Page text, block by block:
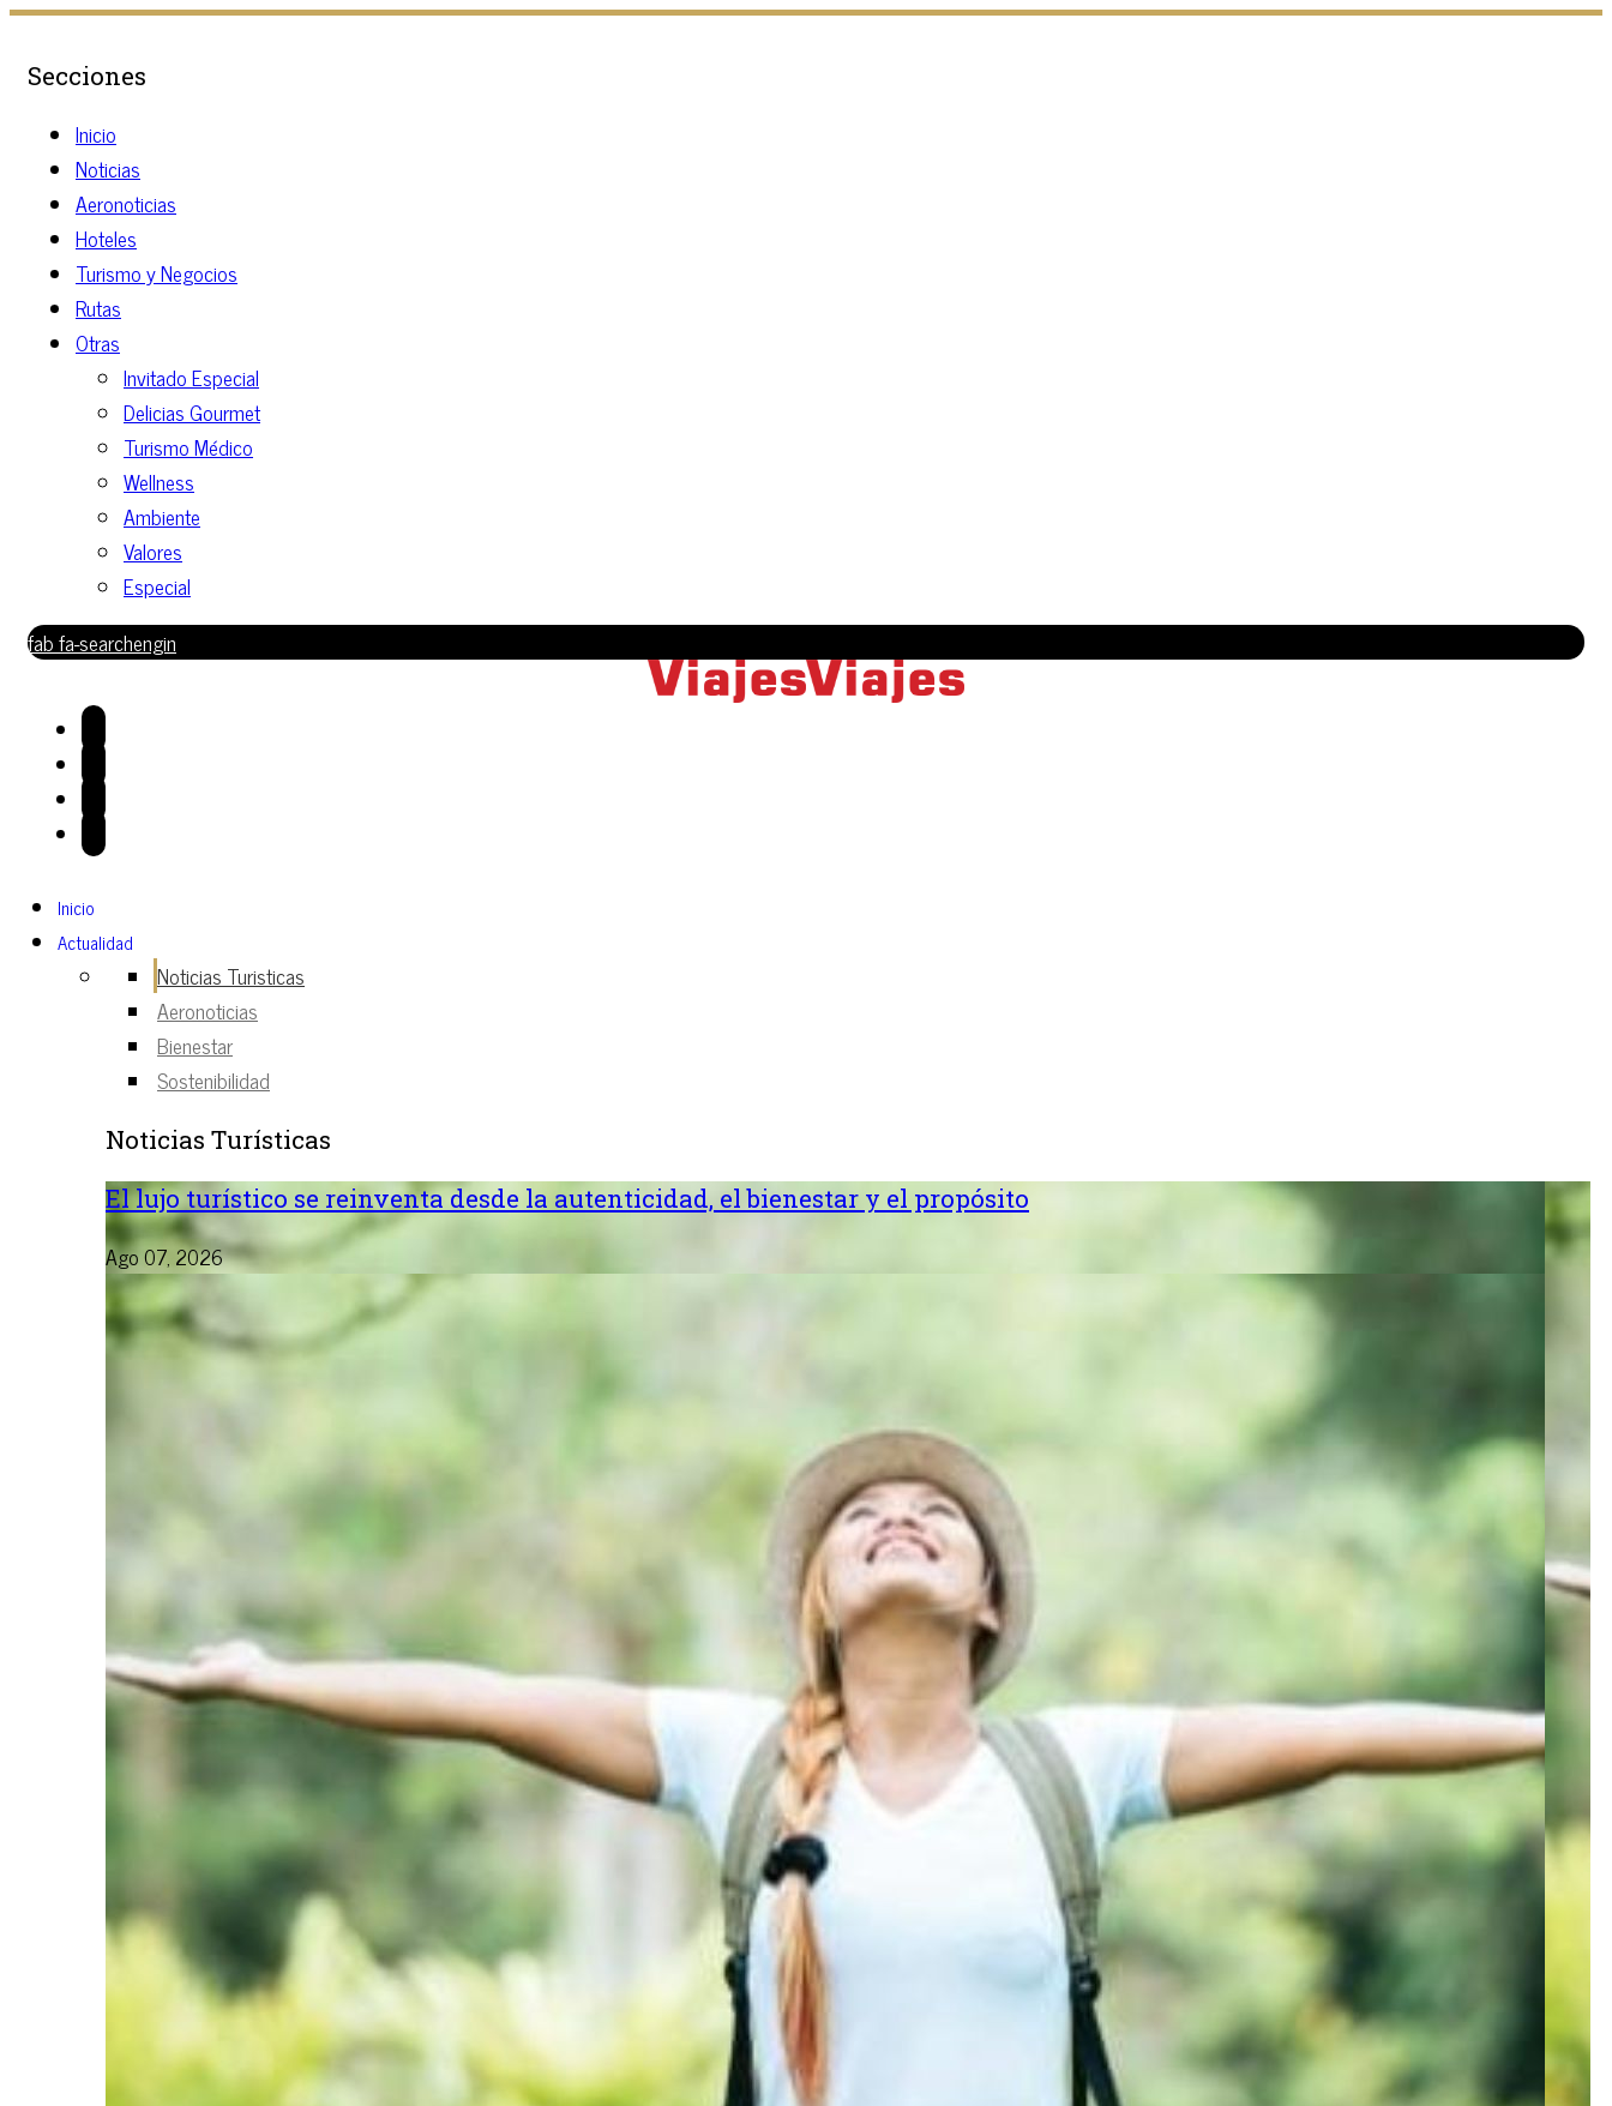
Secciones
Inicio
Noticias
Aeronoticias
Hoteles
Turismo y Negocios
Rutas
Otras
Invitado Especial
Delicias Gourmet
Turismo Médico
Wellness
Ambiente
Valores
Especial
fab fa-searchengin
Inicio
Actualidad
Noticias Turisticas
Aeronoticias
Bienestar
Sostenibilidad
Noticias Turísticas
El lujo turístico se reinventa desde la autenticidad, el bienestar y el propósito
Ago 07, 2026